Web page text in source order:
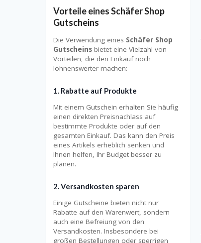
Vorteile eines Schäfer Shop
Gutscheins
Die Verwendung eines Schäfer Shop
Gutscheins bietet eine Vielzahl von
Vorteilen, die den Einkauf noch
lohnenswerter machen:
1. Rabatte auf Produkte
Mit einem Gutschein erhalten Sie häufig
einen direkten Preisnachlass auf
bestimmte Produkte oder auf den
gesamten Einkauf. Das kann den Preis
eines Artikels erheblich senken und
Ihnen helfen, Ihr Budget besser zu
planen.
2.Versandkosten sparen
Einige Gutscheine bieten nicht nur
Rabatte auf den Warenwert, sondern
auch eine Befreiung von den
Versandkosten. Insbesondere bei
großen Bestellungen oder sperrigen